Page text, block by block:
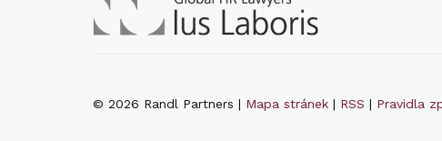
© 2026 Randl Partners | Mapa stránek | RSS | Pravidla